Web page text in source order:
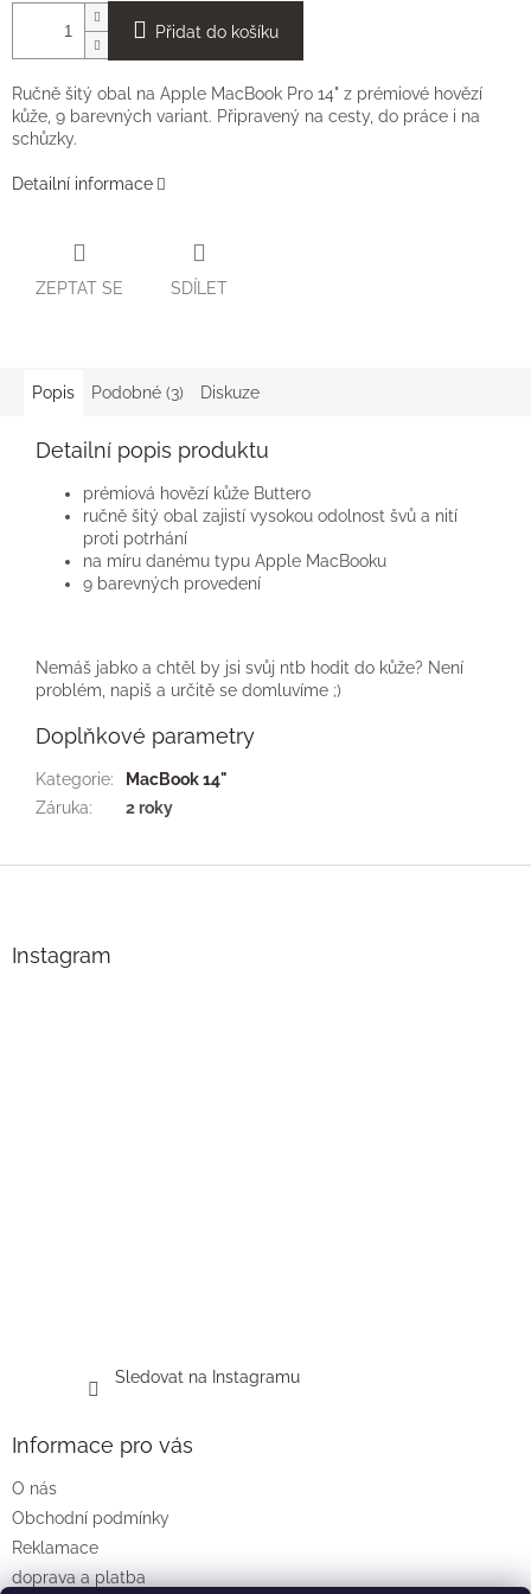
Přidat do košíku
Ručně šitý obal na Apple MacBook Pro 14" z prémiové hovězí
kůže, 9 barevných variant. Připravený na cesty, do práce i na
schůzky.
Detailní informace
ZEPTAT SE SDÍLET
Popis Podobné (3) Diskuze
Detailní popis produktu
prémiová hovězí kůže Buttero
ručně šitý obal zajistí vysokou odolnost švů a nití
proti potrhání
na míru danému typu Apple MacBooku
9 barevných provedení
Nemáš jabko a chtěl by jsi svůj ntb hodit do kůže? Není
problém, napiš a určitě se domluvíme ;)
Doplňkové parametry
Kategorie:
MacBook 14"
Záruka: 2 roky
Instagram
Sledovat na Instagramu
Informace pro vás
O nás
Obchodní podmínky
Reklamace
doprava a platba